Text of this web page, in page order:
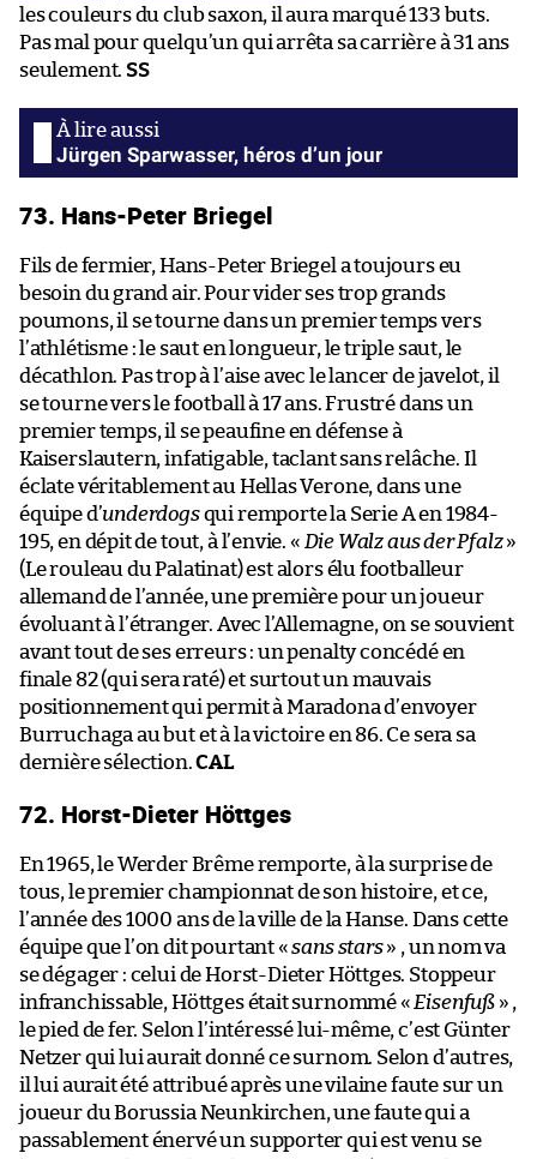
les couleurs du club saxon, il aura marqué 133 buts.
Pas mal pour quelqu’un qui arrêta sa carrière à 31 ans
seulement. SS
Jürgen Sparwasser, héros d’un jour
73. Hans-Peter Briegel
Fils de fermier, Hans-Peter Briegel a toujours eu
besoin du grand air. Pour vider ses trop grands
poumons, il se tourne dans un premier temps vers
l’athlétisme : le saut en longueur, le triple saut, le
décathlon. Pas trop à l’aise avec le lancer de javelot, il
se tourne vers le football à 17 ans. Frustré dans un
premier temps, il se peaufine en défense à
Kaiserslautern, infatigable, taclant sans relâche. Il
éclate véritablement au Hellas Verone, dans une
équipe d’underdogsqui remporte la Serie A en 1984-
195, en dépit de tout, à l’envie. « Die Walz aus der Pfalz»
(Le rouleau du Palatinat) est alors élu footballeur
allemand de l’année, une première pour un joueur
évoluant à l’étranger. Avec l’Allemagne, on se souvient
avant tout de ses erreurs : un penalty concédé en
finale 82 (qui sera raté) et surtout un mauvais
positionnement qui permit à Maradona d’envoyer
Burruchaga au but et à la victoire en 86. Ce sera sa
dernière sélection.CAL
72. Horst-Dieter Höttges
En 1965, le Werder Brême remporte, à la surprise de
tous, le premier championnat de son histoire, et ce,
l’année des 1000 ans de la ville de la Hanse. Dans cette
équipe que l’on dit pourtant «sans stars» , un nom va
se dégager : celui de Horst-Dieter Höttges. Stoppeur
infranchissable, Höttges était surnommé « Eisenfuß » ,
le pied de fer. Selon l’intéressé lui-même, c’est Günter
Netzer qui lui aurait donné ce surnom. Selon d’autres,
il lui aurait été attribué après une vilaine faute sur un
joueur du Borussia Neunkirchen, une faute qui a
passablement énervé un supporter qui est venu se